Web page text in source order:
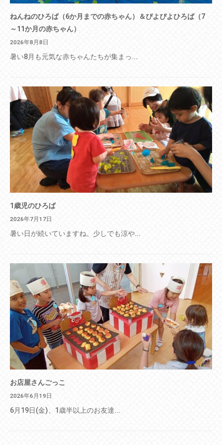
ねんねのひろば（6か月までの赤ちゃん）＆ぴよぴよひろば（7
～11か月の赤ちゃん）
2026年8月8日
暑い8月も元気な赤ちゃんたちが集まっ...
1歳児のひろば
2026年7月17日
暑い日が続いていますね。少しでも涼や...
お店屋さんごっこ
2026年6月19日
6月19日(金)、1歳半以上のお友達...